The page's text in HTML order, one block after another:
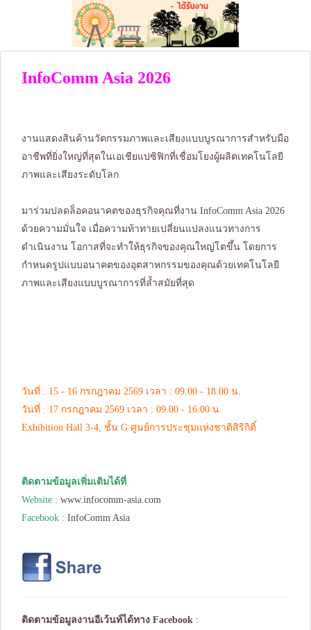
InfoComm Asia 2026
งานแสดงสินค้านวัตกรรมภาพและเสียงแบบบูรณาการสำหรับมือ
อาชีพที่ยิ่งใหญ่ที่สุดในเอเชียแปซิฟิกที่เชื่อมโยงผู้ผลิตเทคโนโลยี
ภาพและเสียงระดับโลก
มาร่วมปลดล็อคอนาคตของธุรกิจคุณที่งาน InfoComm Asia 2026
ด้วยความมั่นใจ เมื่อความท้าทายเปลี่ยนแปลงแนวทางการ
ดำเนินงาน โอกาสที่จะทำให้ธุรกิจของคุณใหญ่โตขึ้น โดยการ
กำหนดรูปแบบอนาคตของอุตสาหกรรมของคุณด้วยเทคโนโลยี
ภาพและเสียงแบบบูรณาการที่ล้ำสมัยที่สุด
วันที่ : 15 - 16 กรกฎาคม 2569 เวลา : 09.00 - 18.00 น.
วันที่ : 17 กรกฎาคม 2569 เวลา : 09.00 - 16.00 น.
Exhibition Hall 3-4, ชั้น G ศูนย์การประชุมแห่งชาติสิริกิติ์
ติดตามข้อมูลเพิ่มเติมได้ที่
Website : www.infocomm-asia.com
Facebook : InfoComm Asia
ติดตามข้อมูลงานอีเว้นท์ได้ทาง Facebook :